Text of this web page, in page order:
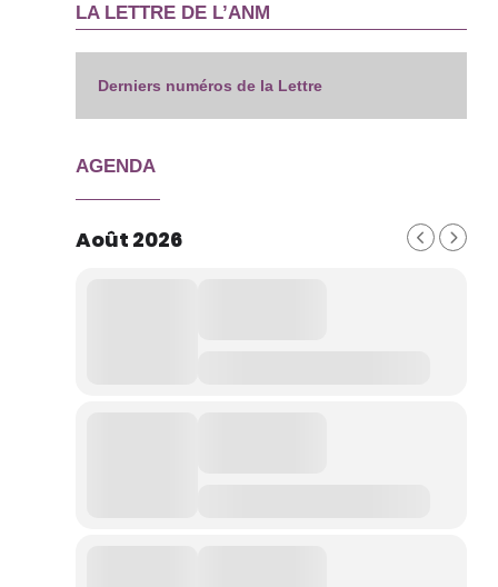
LA LETTRE DE L’ANM
Derniers numéros de la Lettre
AGENDA
Août 2026